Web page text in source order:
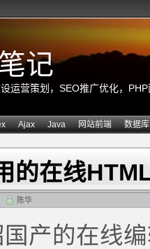
记
运营策划，SEO推广优化，
Ajax Java 网站前端 数据库
的在线
陈华
产的在线